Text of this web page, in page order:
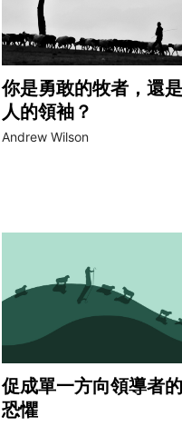
你是勇敢的牧者，還
人的領袖？
Andrew Wilson
促成單一方向領導者的
恐懼